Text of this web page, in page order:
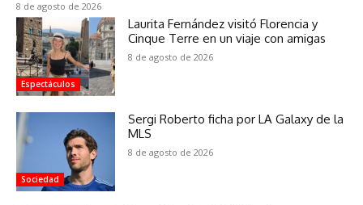
8 de agosto de 2026
Espectáculos
Laurita Fernández visitó Florencia y
Cinque Terre en un viaje con amigas
8 de agosto de 2026
Sociedad
Sergi Roberto ficha por LA Galaxy de la
MLS
8 de agosto de 2026